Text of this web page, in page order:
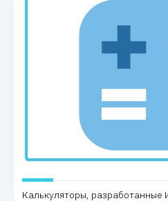
Калькуляторы, разработанные